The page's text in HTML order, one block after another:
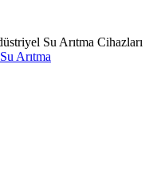
Su Arıtma Cihazları